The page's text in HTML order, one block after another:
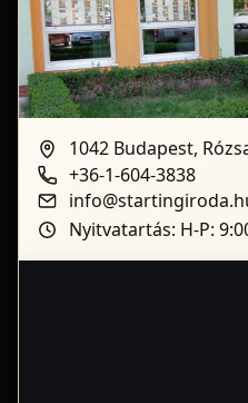
1042 Budapest,
+36-1-604-3838
Nyitvatartás: H-P: